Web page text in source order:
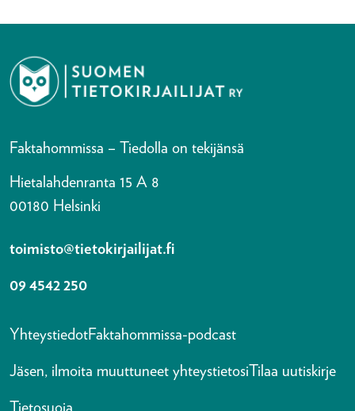
Faktahommissa – Tiedolla on tekijänsä
Hietalahdenranta 15 A 8
00180 Helsinki
toimisto@tietokirjailijat.fi
09 4542 250
YhteystiedotFaktahommissa-podcast
Jäsen, ilmoita muuttuneet yhteystietosi Tilaa uutiskirje
Tietosuoja